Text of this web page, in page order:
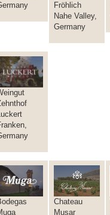
Fröhlich
Nahe Valley,
Germany
Chateau
Musar